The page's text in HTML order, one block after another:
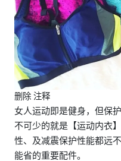
删除 注释
女人运动即是健身，但保
不可少的就是【运动内衣
性、及减震保护性能都远
能省的重要配件。